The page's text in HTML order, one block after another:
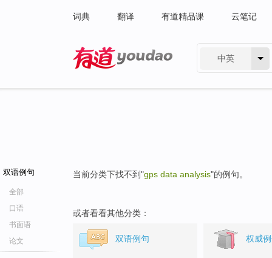
词典 翻译 有道精品课 云笔记
中英
双语例句
全部
口语
书面语
论文
当前分类下找不到"gps data analysis"的例句。
或者看看其他分类：
双语例句 权威